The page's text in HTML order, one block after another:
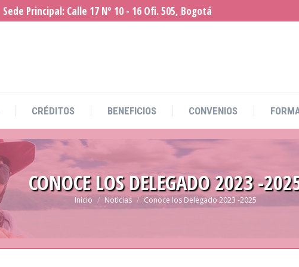
Sede Principal: Calle 17 N° 10 - 16 Ofi. 505, Bogotá
CRÉDITOS BENEFICIOS CONVENIOS
CONOCE LOS DELEGADO 2023 -
Estás aquí:
Inicio Noticias Conoce los Delegado 2023 -2025
CRÉDITOS BENEFICIOS CONVENIOS